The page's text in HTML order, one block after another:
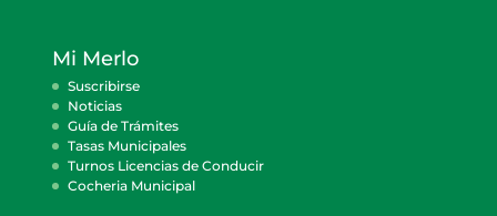
Mi Merlo
Suscribirse
Noticias
Guía de Trámites
Tasas Municipales
Turnos Licencias de Conducir
Cocheria Municipal